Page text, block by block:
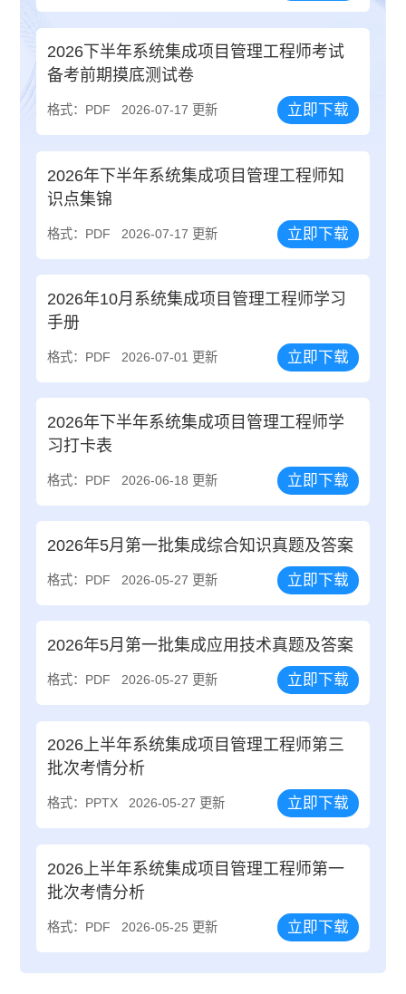
2026下半年系统集成项目管理工程师考试
备考前期摸底测试卷
格式：PDF 2026-07-17 更新 立即下载
2026年下半年系统集成项目管理工程师知
识点集锦
格式：PDF 2026-07-17 更新 立即下载
2026年10月系统集成项目管理工程师学习
手册
格式：PDF 2026-07-01 更新 立即下载
2026年下半年系统集成项目管理工程师学
习打卡表
格式：PDF 2026-06-18 更新 立即下载
2026年5月第一批集成综合知识真题及答案
格式：PDF 2026-05-27 更新 立即下载
2026年5月第一批集成应用技术真题及答案
格式：PDF 2026-05-27 更新 立即下载
2026上半年系统集成项目管理工程师第三
批次考情分析
格式：PPTX 2026-05-27 更新 立即下载
2026上半年系统集成项目管理工程师第一
批次考情分析
格式：PDF 2026-05-25 更新 立即下载